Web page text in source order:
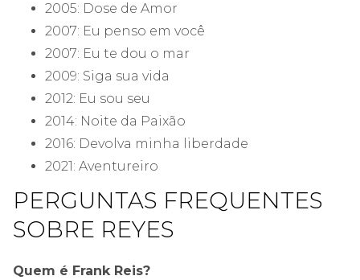
2005: Dose de Amor
2007: Eu penso em você
2007: Eu te dou o mar
2009: Siga sua vida
2012: Eu sou seu
2014: Noite da Paixão
2016: Devolva minha liberdade
2021: Aventureiro
PERGUNTAS FREQUENTES
SOBRE REYES
Quem é Frank Reis?